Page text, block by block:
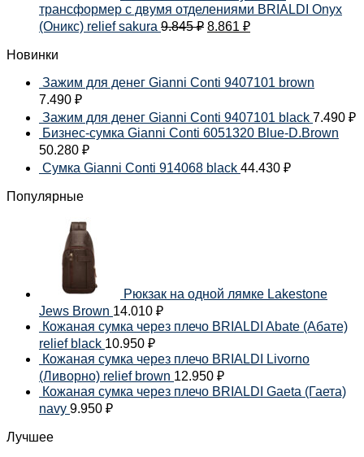
трансформер с двумя отделениями BRIALDI Onyx
(Оникс) relief sakura 9.845₽ 8.861 ₽
Новинки
Зажим для денег Gianni Conti 9407101 brown
7.490 ₽
Зажим для денег Gianni Conti 9407101 black 7.490 ₽
Бизнес-сумка Gianni Conti 6051320 Blue-D.Brown
50.280 ₽
Сумка Gianni Conti 914068 black 44.430 ₽
Популярные
Рюкзак на одной лямке Lakestone
Jews Brown 14.010 ₽
Кожаная сумка через плечо BRIALDI Abate (Абате)
relief black 10.950 ₽
Кожаная сумка через плечо BRIALDI Livorno
(Ливорно) relief brown 12.950 ₽
Кожаная сумка через плечо BRIALDI Gaeta (Гаета)
navy 9.950 ₽
Лучшее